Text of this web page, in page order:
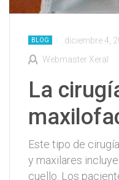
BLOG diciembre 4,
Webmaster Xeral
La
Este tipo de
y maxilares
cuello. Los